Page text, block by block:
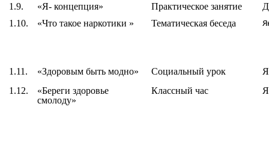
1.9. «Я- концепция» Практическое занятие
1.10.
«Что такое наркотики » Тематическая беседа
1.11. «Здоровым быть модно» Социальный урок
1.12.
«Береги здоровье
смолоду»
Классный час